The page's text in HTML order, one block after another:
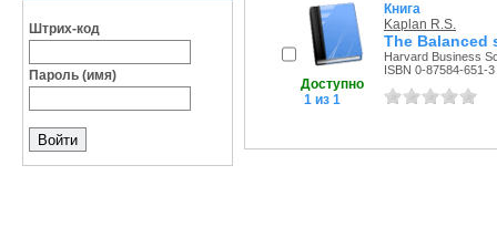
Штрих-код
Пароль (имя)
Доступно
1 из 1
Книга
Kaplan R.S.
The Balanced
Harvard Business
ISBN 0-87584-651-3